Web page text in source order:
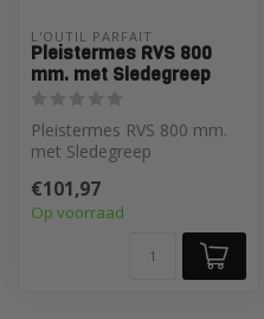
L'OUTIL PARFAIT
Pleistermes RVS 800
mm. met Sledegreep
Pleistermes RVS 800 mm.
met Sledegreep
€101,97
Op voorraad